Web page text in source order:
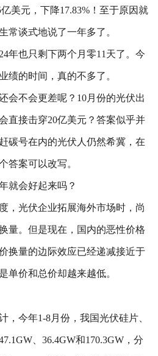
美元，下降17.83%！至于原因就
常谈式地说了一年多了。
年也只剩下两个月零11天了。今
绩的时间，真的不多了。
会不会更差呢？10月份的光伏出
直接击穿20亿美元？答案似乎并
碳号在内的光伏人仍然希冀，在
答案可以改写。
就会好起来吗？
，光伏企业拓展海外市场时，尚
量。但是现在，国内的恶性价格
换量的边际效应已经递减接近于
单价和总价却越来越低。
，今年1-8月份，我国光伏硅片、
、36.4GW和170.3GW，分